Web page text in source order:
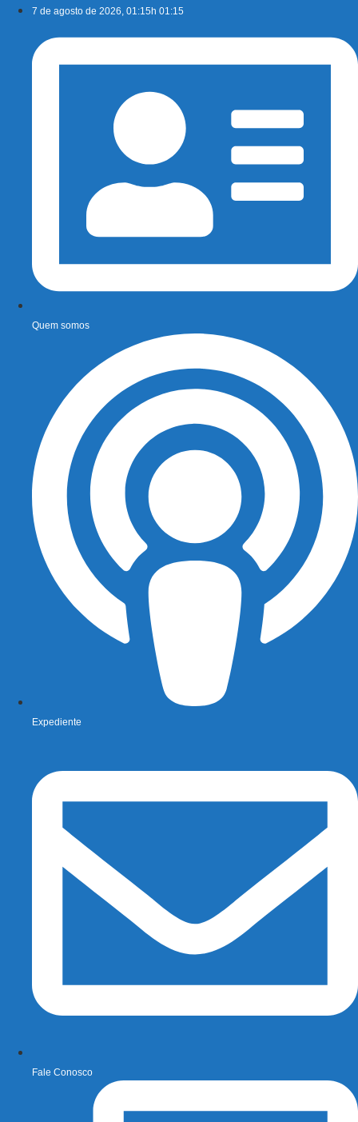
conteúdo
7 de agosto de 2026, 01:15h 01:15
Quem somos
Expediente
Fale Conosco